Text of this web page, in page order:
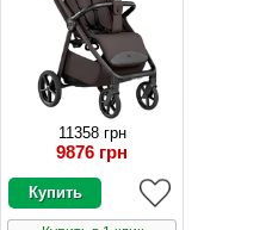
11358 грн
9876 грн